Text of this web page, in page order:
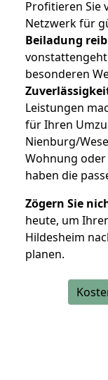
Profitieren Sie
Netzwerk für
Beiladung
besonderen
Leistungen
für Ihren
Nienburg/
Wohnung
haben die
Zögern Sie
heute, um
Hildesheim
planen.